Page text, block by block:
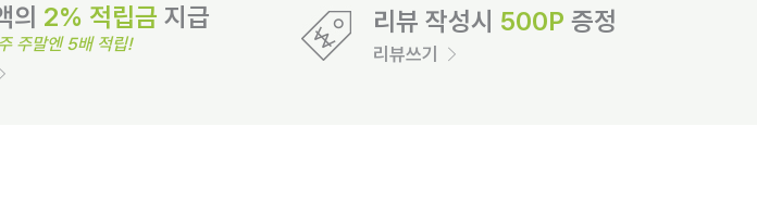
의 2% 적립금 지급
주말엔 5배 적립!
리뷰 작성시 500P 증정
리뷰쓰기